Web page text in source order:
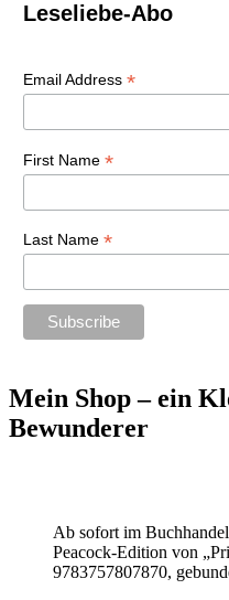
Leseliebe-Abo
Email Address *
First Name *
Last Name *
Mein Shop – ein
Bewunderer
Ab sofort im
Peacock-Edition von
9783757807870,